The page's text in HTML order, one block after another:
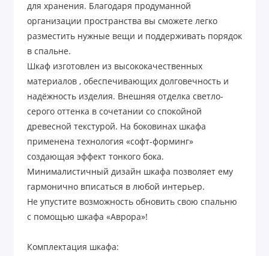
для хранения. Благодаря продуманной
организации пространства вы сможете легко
разместить нужные вещи и поддерживать порядок
в спальне.
Шкаф изготовлен из высококачественных
материалов , обеспечивающих долговечность и
надёжность изделия. Внешняя отделка светло-
серого оттенка в сочетании со спокойной
древесной текстурой. На боковинах шкафа
применена технология «софт-форминг»
создающая эффект тонкого бока.
Минималистичный дизайн шкафа позволяет ему
гармонично вписаться в любой интерьер.
Не упустите возможность обновить свою спальню
с помощью шкафа «Аврора»!
Комплектация шкафа: